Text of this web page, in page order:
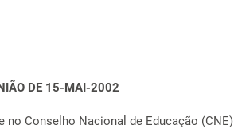
DE 15-MAI-2002
Conselho Nacional de Educação